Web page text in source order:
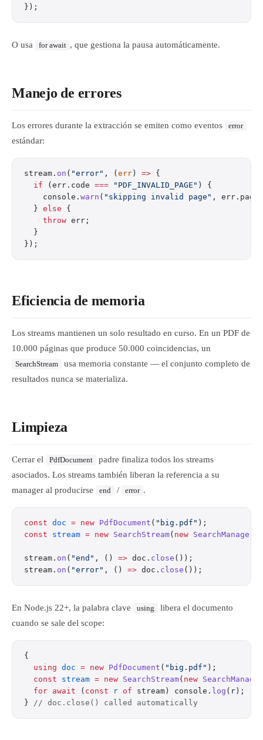
});
O usa for await , que gestiona la pausa automáticamente.
Manejo de errores
Los errores durante la extracción se emiten como eventos error
estándar:
stream. on ( "error" , ( err ) => {
  if
(err.code === "PDF_INVALID_PAGE" ) {
    console.
warn ( "skipping invalid page" ,
  }
else {
    throw
err;
  }
});
Eficiencia de memoria
Los streams mantienen un solo resultado en curso. En un PDF de
10.000 páginas que produce 50.000 coincidencias, un
SearchStream
usa memoria constante — el conjunto completo de
resultados nunca se materializa.
Limpieza
Cerrar el PdfDocument
padre finaliza todos los streams
asociados. Los streams también liberan la referencia a su
manager al producirse
end / error .
const doc = new PdfDocument ( "big.pdf" );
const stream = new SearchStream( new SearchManager
stream. on ( "end" , () => doc. close ());
stream. on ( "error" , () => doc. close ());
En Node.js 22+, la palabra clave using
libera el documento
cuando se sale del scope:
{
  using
doc = new PdfDocument ( "big.pdf" );
  const
stream = new SearchStream( new SearchManager
  for
await ( const r of stream) console. log (r);
} // doc.close() called automatically